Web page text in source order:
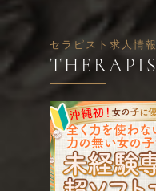
セラピスト求人情報